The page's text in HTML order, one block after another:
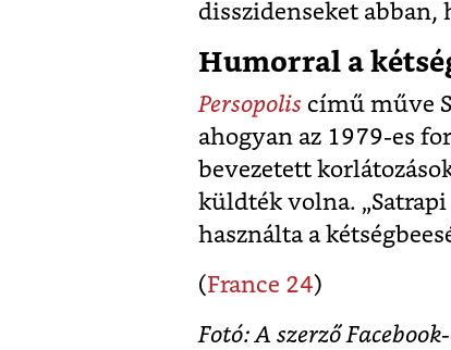
disszidenseket abban,
Humorral a
Persopolis című műve
ahogyan az 1979-es
bevezetett
küldték volna.
használta a
(France 24)
Fotó: A szerző